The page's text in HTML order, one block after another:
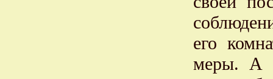
его
меры. А